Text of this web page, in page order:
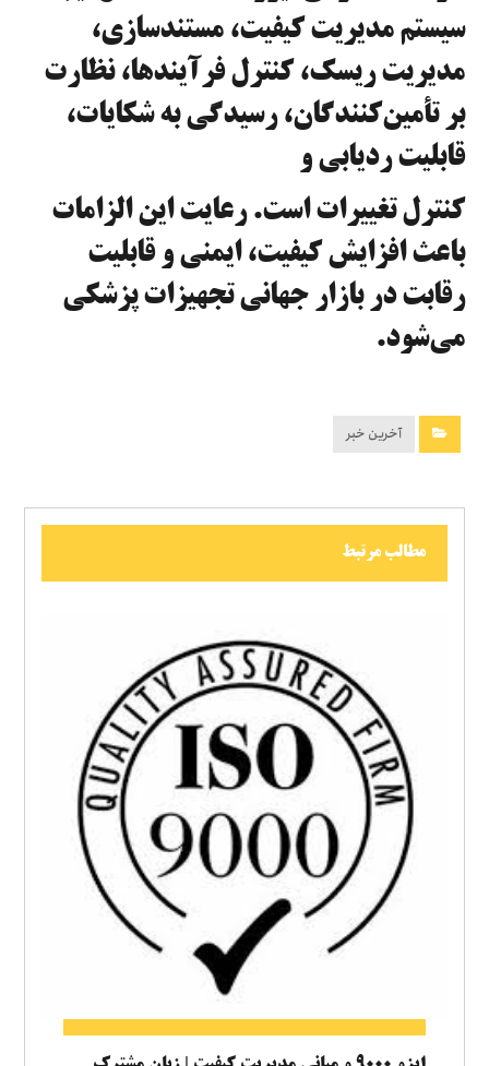
سیستم مدیریت کیفیت، مستندسازی،
مدیریت ریسک، کنترل فرآیندها، نظارت
بر تأمین‌کنندگان، رسیدگی به شکایات،
قابلیت ردیابی و
کنترل تغییرات است. رعایت این الزامات
باعث افزایش کیفیت، ایمنی و قابلیت
رقابت در بازار جهانی تجهیزات پزشکی
می‌شود.
آخرین خبر
مطالب مرتبط